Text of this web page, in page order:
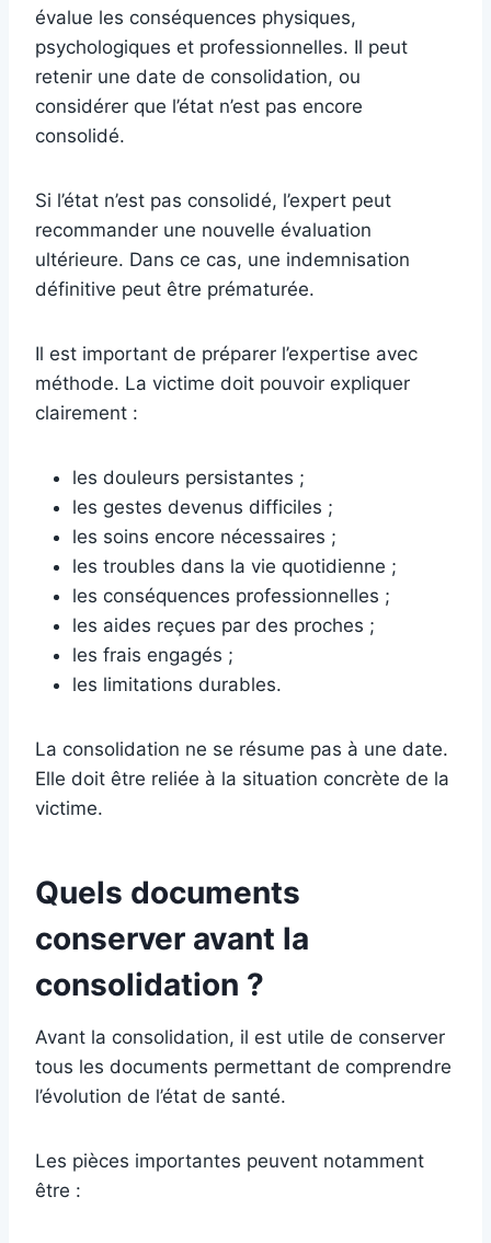
évalue les conséquences physiques,
psychologiques et professionnelles. Il peut
retenir une date de consolidation, ou
considérer que l’état n’est pas encore
consolidé.
Si l’état n’est pas consolidé, l’expert peut
recommander une nouvelle évaluation
ultérieure. Dans ce cas, une indemnisation
définitive peut être prématurée.
Il est important de préparer l’expertise avec
méthode. La victime doit pouvoir expliquer
clairement :
les douleurs persistantes ;
les gestes devenus difficiles ;
les soins encore nécessaires ;
les troubles dans la vie quotidienne ;
les conséquences professionnelles ;
les aides reçues par des proches ;
les frais engagés ;
les limitations durables.
La consolidation ne se résume pas à une date.
Elle doit être reliée à la situation concrète de la
victime.
Quels documents
conserver avant la
consolidation ?
Avant la consolidation, il est utile de conserver
tous les documents permettant de comprendre
l’évolution de l’état de santé.
Les pièces importantes peuvent notamment
être :